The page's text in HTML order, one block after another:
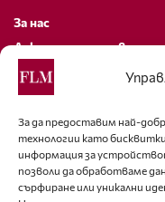
За да предоставим най-
технологии като
информация за
позволи да обработваме
сърфиране или уникални
За нас
Декларация за
Политика за бисквитки
За контакти
editor@fashion-
+359 88 227 33 47